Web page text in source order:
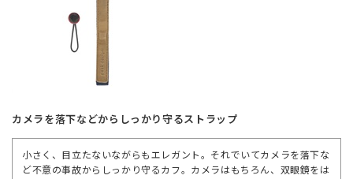
カメラを落下などからしっかり守るストラップ
小さく、目立たないながらもエレガント。それでいてカメラを落下な
ど不意の事故からしっかり守るカフ。カメラはもちろん、双眼鏡をは